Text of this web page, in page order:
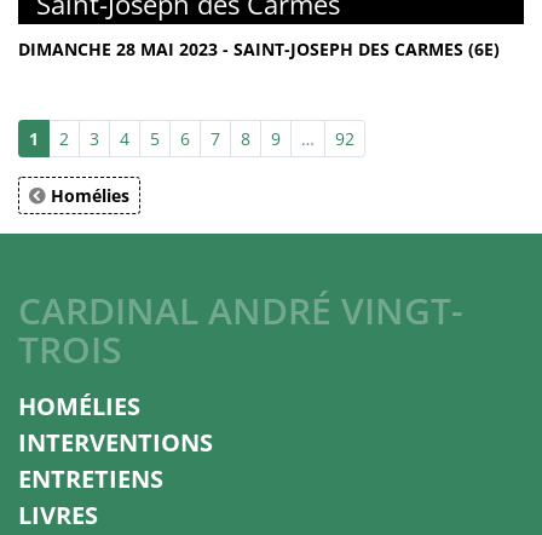
DIMANCHE 28 MAI 2023 - SAINT-JOSEPH DES CARMES (6E)
1 2 3 4 5 6 7 8 9 … 92
Homélies
CARDINAL ANDRÉ VINGT-
TROIS
HOMÉLIES
INTERVENTIONS
ENTRETIENS
LIVRES